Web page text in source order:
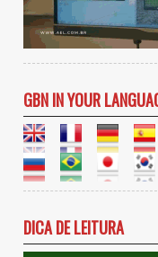
GBN IN YOUR
DICA DE LEITURA